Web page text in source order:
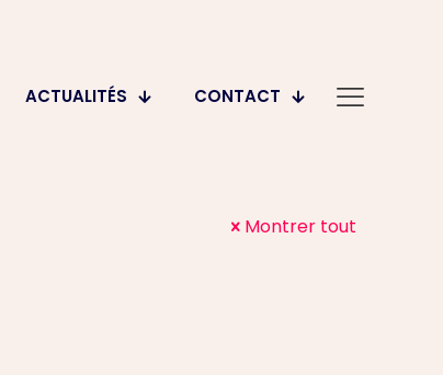
ACTUALITÉS CONTACT
Montrer tout